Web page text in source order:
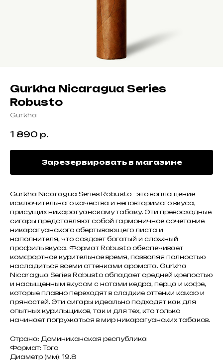
Gurkha Nicaragua Series
Robusto
Gurkha
1 890 р.
Зарезервировать в магазине
Gurkha Nicaragua Series Robusto - это воплощение
исключительного качества и неповторимого вкуса,
присущих никарагуанскому табаку. Эти превосходные
сигары представляют собой гармоничное сочетание
никарагуанского обертывающего листа и
наполнителя, что создает богатый и сложный
профиль вкуса. Формат Robusto обеспечивает
комфортное курительное время, позволяя полностью
насладиться всеми оттенками аромата. Gurkha
Nicaragua Series Robusto обладает средней крепостью
и насыщенным вкусом с нотами кедра, перца и кофе,
которые плавно переходят в сладкие оттенки какао и
пряностей. Эти сигары идеально подходят как для
опытных курильщиков, так и для тех, кто только
начинает погружаться в мир никарагуанских табаков.
Страна: Доминиканская республика
Формат: Toro
Диаметр (мм): 19.8